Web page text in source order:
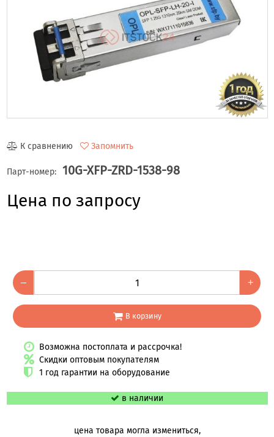
К сравнению Запомнить
Парт-номер: 10G-XFP-ZRD-1538-98
Цена по запросу
– +
В корзину
Возможна постоплата и рассрочка!
Скидки оптовым покупателям
1 год гарантии на оборудование
в наличии
цена товара могла измениться,